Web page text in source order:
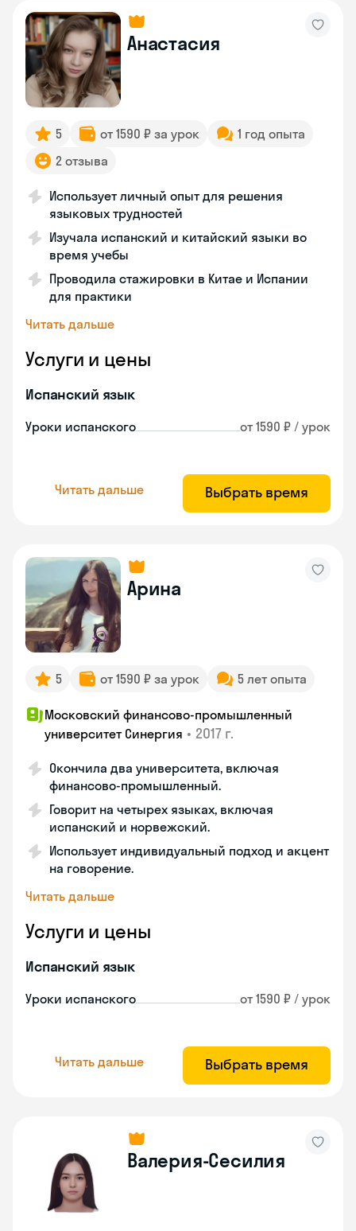
Анастасия
5 от 1590 ₽ за урок
1 год опыта
2 отзыва
Использует личный опыт для решения
языковых трудностей
Изучала испанский и китайский языки во
время учебы
Проводила стажировки в Китае и Испании
для практики
Читать дальше
Услуги и цены
Испанский язык
Уроки испанского от 1590 ₽ / урок
Читать дальше Выбрать время
Арина
5 от 1590 ₽ за урок 5 лет опыта
Московский финансово-промышленный
университет Синергия • 2017 г.
Окончила два университета, включая
финансово-промышленный.
Говорит на четырех языках, включая
испанский и норвежский.
Использует индивидуальный подход и акцент
на говорение.
Читать дальше
Услуги и цены
Испанский язык
Уроки испанского от 1590 ₽ / урок
Читать дальше Выбрать время
Валерия-Сесилия